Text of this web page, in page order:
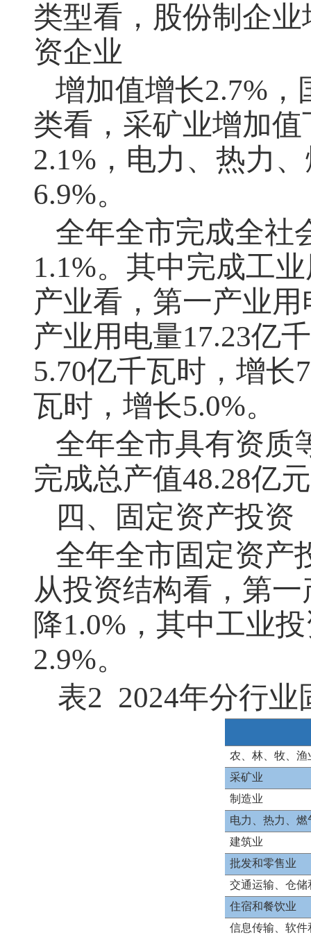
类型看，股份制企
资企业
增加值增长2.7%
类看，采矿业增加
2.1%，电力、热力
6.9%。
全年全市完成全社
1.1%。其中完成工
产业看，第一产业
产业用电量17.23亿
5.70亿千瓦时，增长
瓦时，增长5.0%。
全年全市具有资质
完成总产值48.28亿
四、固定资产投资
全年全市固定资产
从投资结构看，第
降1.0%，其中工业
2.9%。
表2 2024年分行业
农、林、牧、渔
采矿业
制造业
电力、热力、
建筑业
批发和零售业
交通运输、仓储
住宿和餐饮业
信息传输、软